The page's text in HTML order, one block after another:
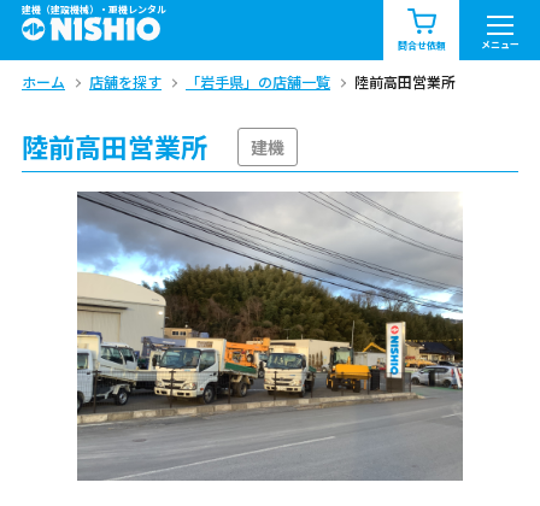
建機（建設機械）・重機レンタル
問合せ依頼 メニュー
商品一覧 お知らせ一覧
問合せ依頼リスト お問合せ
エリア情報を見る
北海道 東北 関東
中部 関西 中国・四国
九州・沖縄（外部）
ホーム 店舗を探す 「岩手県」の店舗一覧 陸前高田営業所
陸前高田営業所 建機